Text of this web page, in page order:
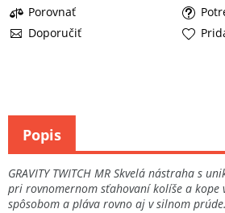
Porovnať
Doporučiť
GRAVITY TWITCH MR Skvelá nástraha s
pri rovnomernom sťahovaní kolíše a kope
spôsobom a pláva rovno aj v silnom prúde.
Popis